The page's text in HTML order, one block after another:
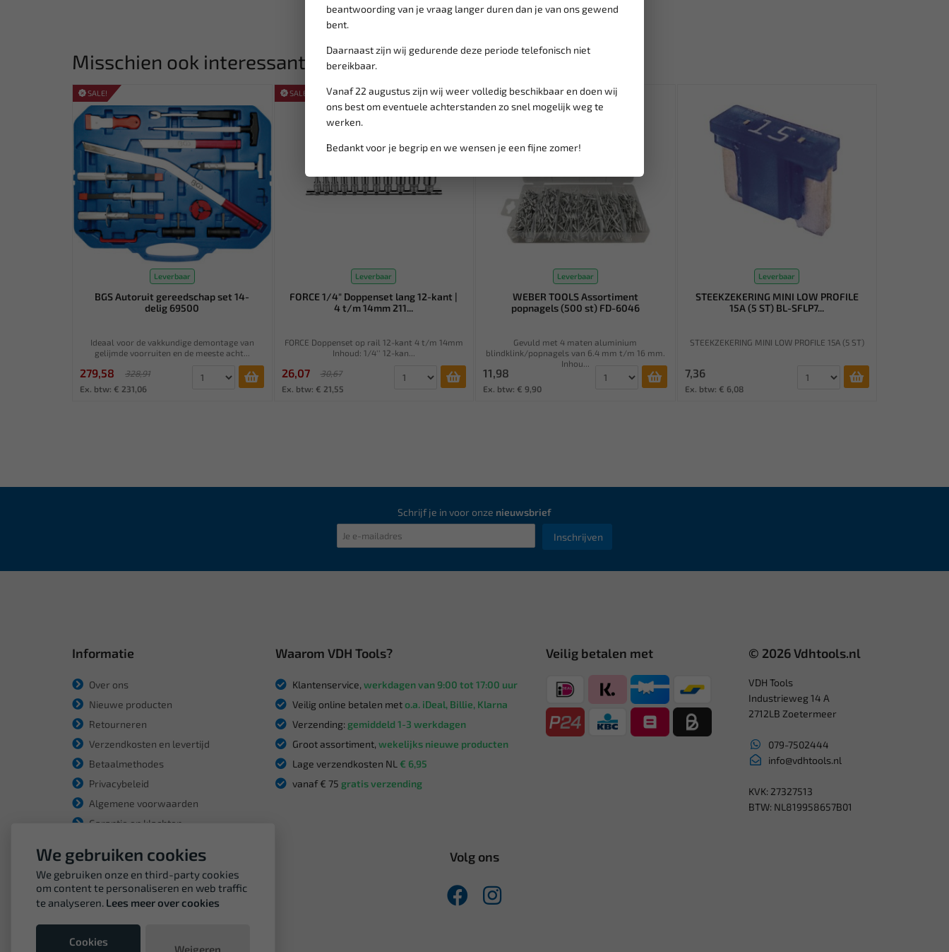
beantwoording van je vraag langer duren dan je van ons gewend
bent.
Daarnaast zijn wij gedurende deze periode telefonisch niet
bereikbaar.
Vanaf 22 augustus zijn wij weer volledig beschikbaar en doen wij
ons best om eventuele achterstanden zo snel mogelijk weg te
werken.
Bedankt voor je begrip en we wensen je een fijne zomer!
Misschien ook interessant:
SALE!
Leverbaar
BGS Autoruit gereedschap set 14-
delig 69500
Ideaal voor de vakkundige demontage van
gelijmde voorruiten en de meeste acht...
279,58
328,91
Ex. btw: € 231,06
SALE!
Leverbaar
FORCE 1/4" Doppenset lang 12-kant |
4 t/m 14mm 211...
FORCE Doppenset op rail 12-kant 4 t/m 14mm
Inhoud: 1/4'' 12-kan...
26,07
30,67
Ex. btw: € 21,55
Leverbaar
WEBER TOOLS Assortiment
popnagels (500 st) FD-6046
Gevuld met 4 maten aluminium
blindklink/popnagels van 6.4 mm t/m 16 mm.
Inhou...
11,98
Ex. btw: € 9,90
Leverbaar
STEEKZEKERING MINI LOW PROFILE
15A (5 ST) BL-SFLP7...
STEEKZEKERING MINI LOW PROFILE 15A (5 ST)
7,36
Ex. btw: € 6,08
Schrijf je in voor onze nieuwsbrief
Inschrijven
Informatie
Over ons
Nieuwe producten
Retourneren
Verzendkosten en levertijd
Betaalmethodes
Privacybeleid
Algemene voorwaarden
Garantie en klachten
Waarom VDH Tools?
Klantenservice, werkdagen van 9:00 tot 17:00 uur
Veilig online betalen meto.a. iDeal, Billie, Klarna
Verzending: gemiddeld 1-3 werkdagen
Groot assortiment, wekelijks nieuwe producten
Lage verzendkosten NL € 6,95
vanaf € 75 gratis verzending
Veilig betalen met © 2026 Vdhtools.nl
VDH Tools
Industrieweg 14 A
2712LB Zoetermeer
079-7502444
info@vdhtools.nl
KVK: 27327513
BTW: NL819958657B01
Volg ons
We gebruiken cookies
We gebruiken onze en third-party cookies
om content te personaliseren en web traffic
te analyseren. Lees meer over cookies
Cookies
Weigeren